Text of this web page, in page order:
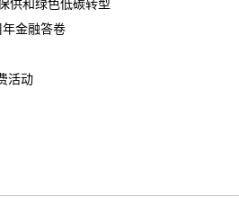
供和绿色低碳转型
金融答卷
活动